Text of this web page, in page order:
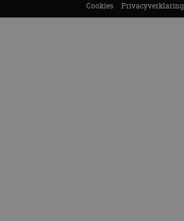
Cookies Privacyverklaring